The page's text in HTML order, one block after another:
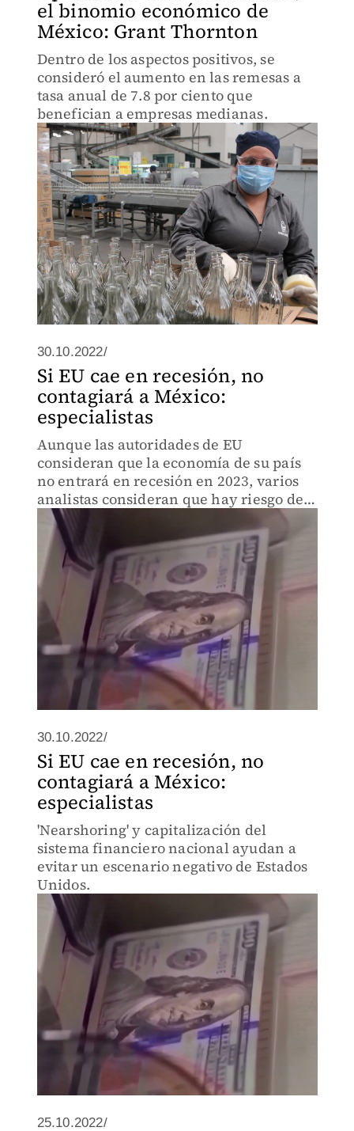
el binomio económico de
México: Grant Thornton
Dentro de los aspectos positivos, se
consideró el aumento en las remesas a
tasa anual de 7.8 por ciento que
benefician a empresas medianas.
30.10.2022/
Si EU cae en recesión, no
contagiará a México:
especialistas
Aunque las autoridades de EU
consideran que la economía de su país
no entrará en recesión en 2023, varios
analistas consideran que hay riesgo de
que suceda; sin embargo, aun cuando
este pronóstico pueda suceder,
especialistas consideran que no contag
30.10.2022/
Si EU cae en recesión, no
contagiará a México:
especialistas
'Nearshoring' y capitalización del
sistema financiero nacional ayudan a
evitar un escenario negativo de Estados
Unidos.
25.10.2022/